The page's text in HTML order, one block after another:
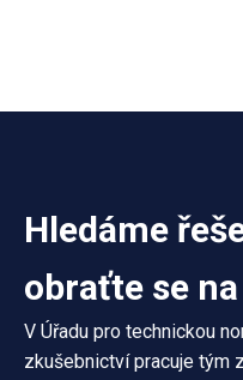
Hledáme
obraťte se
V Úřadu pro technickou
zkušebnictví pracuje tým